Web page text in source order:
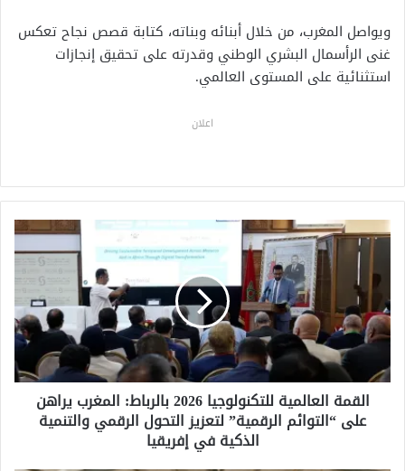
ويواصل المغرب، من خلال أبنائه وبناته، كتابة قصص نجاح تعكس
غنى الرأسمال البشري الوطني وقدرته على تحقيق إنجازات
استثنائية على المستوى العالمي.
اعلان
ا
ة
ا
ل
ع
ا
القمة العالمية للتكنولوجيا 2026 بالرباط: المغرب يراهن
على “التوائم الرقمية” لتعزيز التحول الرقمي والتنمية
الذكية في إفريقيا